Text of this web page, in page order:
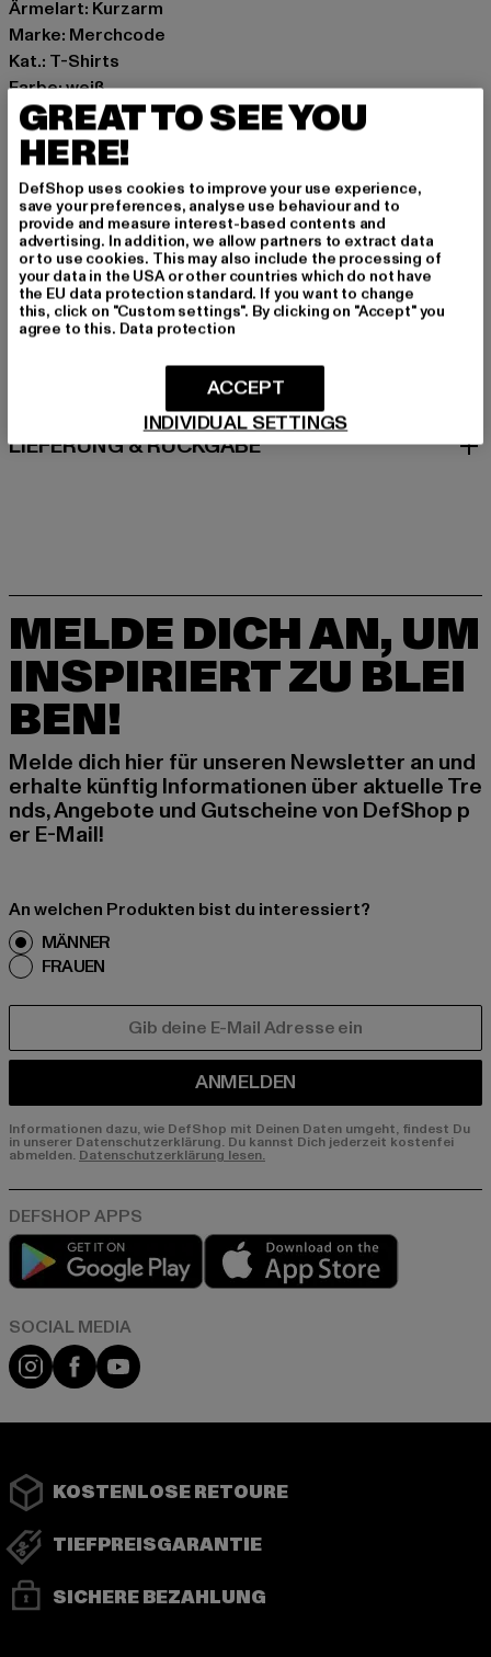
Ärmelart: Kurzarm
Marke: Merchcode
Kat.: T-Shirts
Farbe: weiß
Hersteller Farbe: wht/blk
Materialzusammensetzung: 100% Baumwolle
Art.Nr: MC061-00224
Hersteller: TB International GmbH |info@tbint.de
Dr.-Robert-Murjahn-Straße 7 | 64372 Ober-Ramstadt |
DE
GRÖSSE & PASSFORM
LIEFERUNG & RÜCKGABE
MELDE DICH AN, UM
INSPIRIERT ZU BLEI
BEN!
Melde dich hier für unseren Newsletter an und
erhalte künftig Informationen über aktuelle Tre
nds, Angebote und Gutscheine von DefShop p
er E-Mail!
An welchen Produkten bist du interessiert?
MÄNNER
FRAUEN
ANMELDEN
Informationen dazu, wie DefShop mit Deinen Daten umgeht, findest Du
in unserer Datenschutzerklärung. Du kannst Dich jederzeit kostenfei
abmelden. Datenschutzerklärung lesen.
Play market
Instagram
FacebookYouTube
KOSTENLOSE RETOURE
TIEFPREISGARANTIE
SICHERE BEZAHLUNG
GREAT TO SEE YOU
HERE!
DefShop uses cookies to improve your use experience,
save your preferences, analyse use behaviour and to
provide and measure interest-based contents and
advertising. In addition, we allow partners to extract data
or to use cookies. This may also include the processing of
your data in the USA or other countries which do not have
the EU data protection standard. If you want to change
this, click on "Custom settings". By clicking on "Accept" you
agree to this. Data protection
INDIVIDUAL SETTINGS
ACCEPT